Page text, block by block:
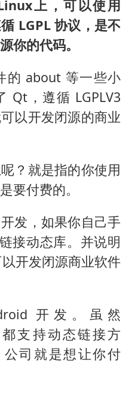
上，可以使用
LGPL 协议，是不
你的代码。
的 about 等一些小
Qt，遵循 LGPLV3
以开发闭源的商业
？就是指的你使用
要付费的。
发，如果你自己手
接动态库。并说明
开发闭源商业软件
开发。虽然
支持动态链接方
司就是想让你付